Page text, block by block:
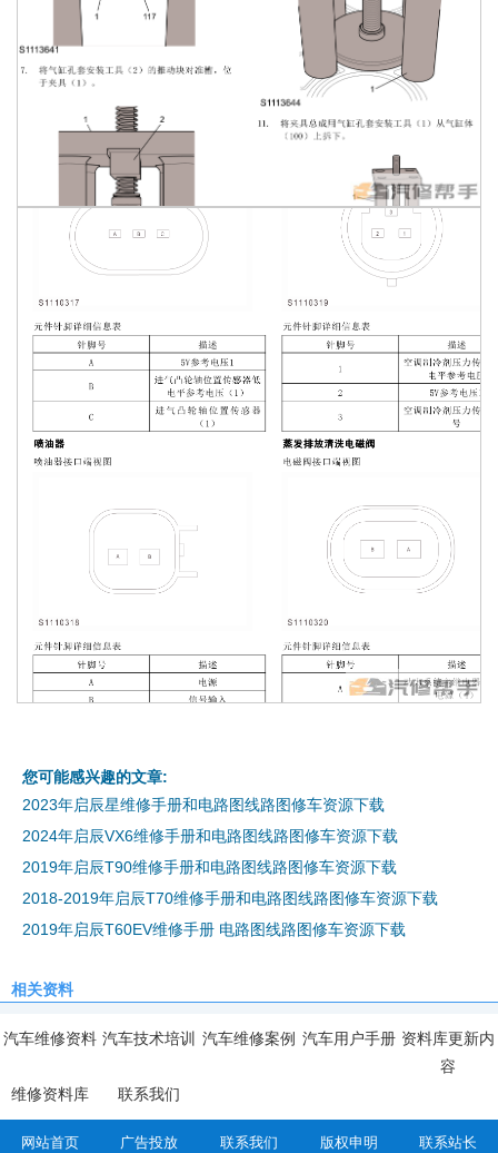
您可能感兴趣的文章:
2023年启辰星维修手册和电路图线路图修车资源下载
2024年启辰VX6维修手册和电路图线路图修车资源下载
2019年启辰T90维修手册和电路图线路图修车资源下载
2018-2019年启辰T70维修手册和电路图线路图修车资源下载
2019年启辰T60EV维修手册 电路图线路图修车资源下载
相关资料
汽车维修资料 汽车技术培训 汽车维修案例 汽车用户手册 资料库更新内
容
维修资料库
联系我们
网站首页 广告投放 联系我们 版权申明 联系站长